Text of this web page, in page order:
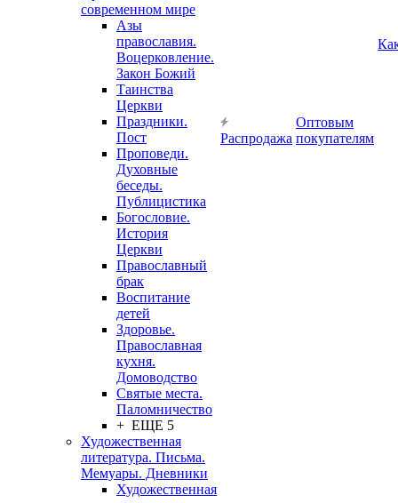
современном мире
Азы
православия.
Воцерковление.
Закон Божий
Таинства
Церкви
Праздники.
Пост
Проповеди.
Духовные
беседы.
Публицистика
Богословие.
История
Церкви
Православный
брак
Воспитание
детей
Здоровье.
Православная
кухня.
Домоводство
Святые места.
Паломничество
+ ЕЩЕ 5
Художественная
литература. Письма.
Мемуары. Дневники
Художественная
Распродажа
Оптовым
покупателям